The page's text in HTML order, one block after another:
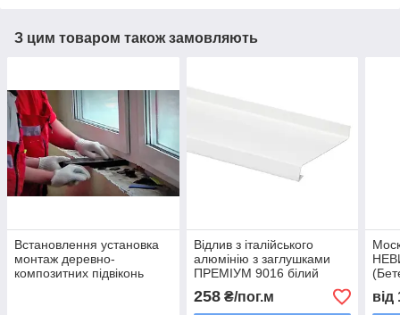
З цим товаром також замовляють
Встановлення установка
монтаж деревно-
композитних підвіконь
Відлив з італійського
алюмінію з заглушками
ПРЕМІУМ 9016 білий
258₴/пог.м від